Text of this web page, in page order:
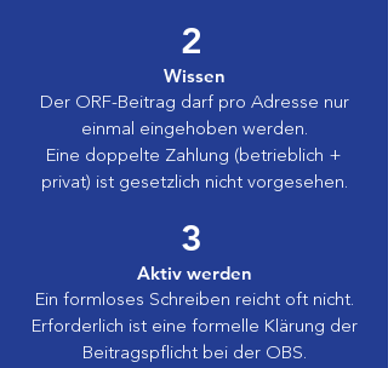
2
Wissen
Der ORF-Beitrag darf pro Adresse nur
einmal eingehoben werden.
Eine doppelte Zahlung (betrieblich +
privat) ist gesetzlich nicht vorgesehen.
3
Aktiv werden
Ein formloses Schreiben reicht oft nicht.
Erforderlich ist eine formelle Klärung der
Beitragspflicht bei der OBS.